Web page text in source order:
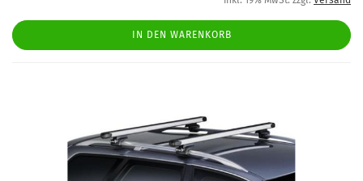
IN DEN WARENKORB